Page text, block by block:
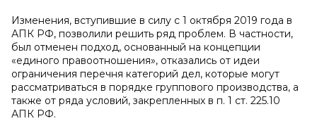
Изменения, вступившие в силу с 1 октября 2019 года в
АПК РФ, позволили решить ряд проблем. В частности,
был отменен подход, основанный на концепции
«единого правоотношения», отказались от идеи
ограничения перечня категорий дел, которые могут
рассматриваться в порядке группового производства, а
также от ряда условий, закрепленных в п. 1 ст. 225.10
АПК РФ.